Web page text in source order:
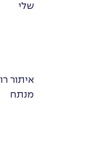
שלי
איתור
מנתח